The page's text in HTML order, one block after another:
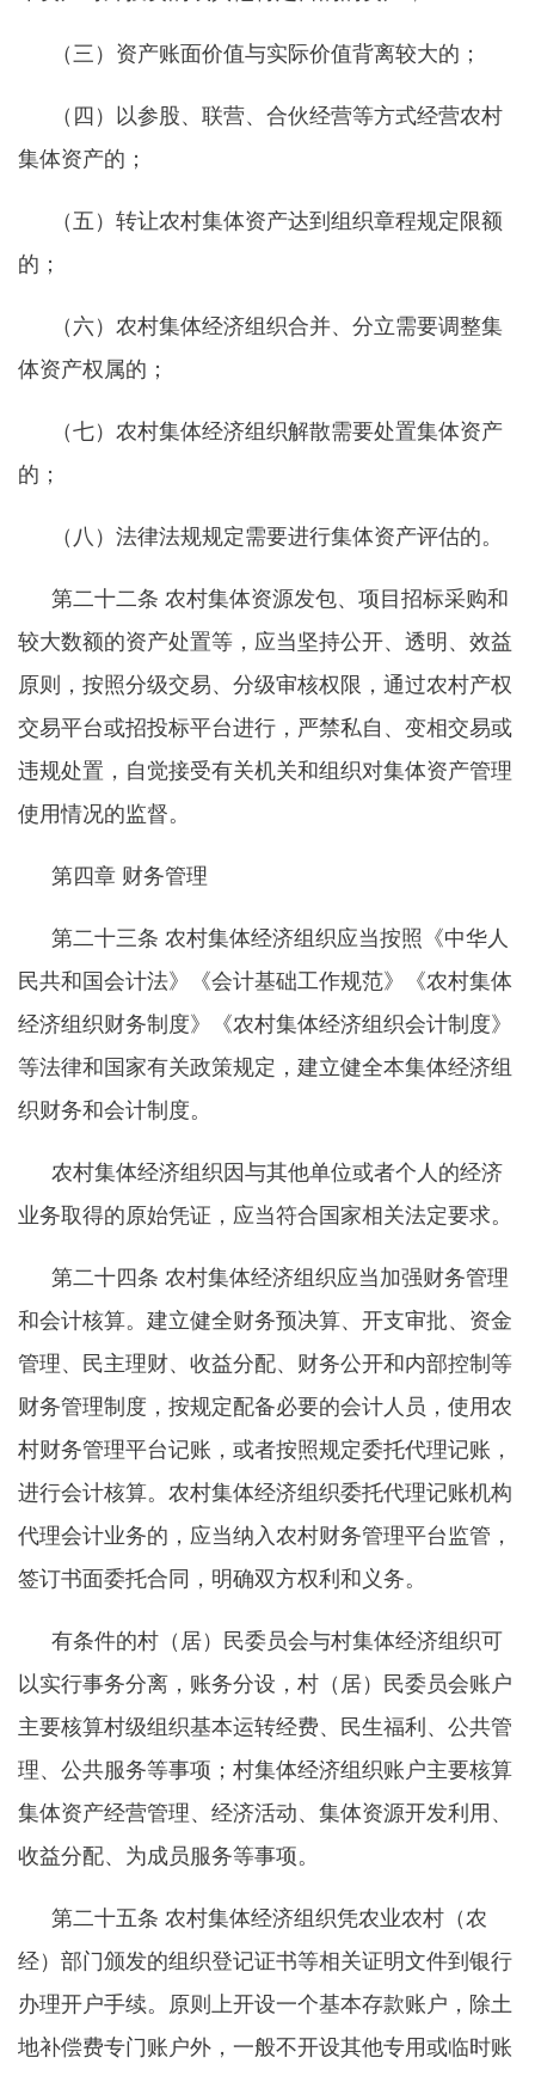
（三）资产账面价值与实际价值背离较大的；
（四）以参股、联营、合伙经营等方式经营农村
集体资产的；
（五）转让农村集体资产达到组织章程规定限额
的；
（六）农村集体经济组织合并、分立需要调整集
体资产权属的；
（七）农村集体经济组织解散需要处置集体资产
的；
（八）法律法规规定需要进行集体资产评估的。
第二十二条 农村集体资源发包、项目招标采购和
较大数额的资产处置等，应当坚持公开、透明、效益
原则，按照分级交易、分级审核权限，通过农村产权
交易平台或招投标平台进行，严禁私自、变相交易或
违规处置，自觉接受有关机关和组织对集体资产管理
使用情况的监督。
第四章 财务管理
第二十三条 农村集体经济组织应当按照《中华人
民共和国会计法》《会计基础工作规范》《农村集体
经济组织财务制度》《农村集体经济组织会计制度》
等法律和国家有关政策规定，建立健全本集体经济组
织财务和会计制度。
农村集体经济组织因与其他单位或者个人的经济
业务取得的原始凭证，应当符合国家相关法定要求。
第二十四条 农村集体经济组织应当加强财务管理
和会计核算。建立健全财务预决算、开支审批、资金
管理、民主理财、收益分配、财务公开和内部控制等
财务管理制度，按规定配备必要的会计人员，使用农
村财务管理平台记账，或者按照规定委托代理记账，
进行会计核算。农村集体经济组织委托代理记账机构
代理会计业务的，应当纳入农村财务管理平台监管，
签订书面委托合同，明确双方权利和义务。
有条件的村（居）民委员会与村集体经济组织可
以实行事务分离，账务分设，村（居）民委员会账户
主要核算村级组织基本运转经费、民生福利、公共管
理、公共服务等事项；村集体经济组织账户主要核算
集体资产经营管理、经济活动、集体资源开发利用、
收益分配、为成员服务等事项。
第二十五条 农村集体经济组织凭农业农村（农
经）部门颁发的组织登记证书等相关证明文件到银行
办理开户手续。原则上开设一个基本存款账户，除土
地补偿费专门账户外，一般不开设其他专用或临时账